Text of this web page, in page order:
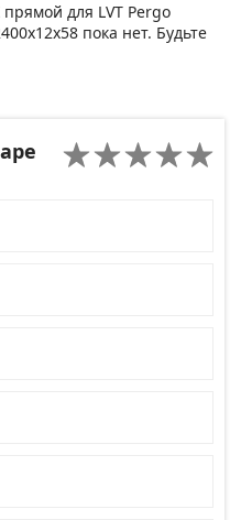
для LVT Pergo
пока нет. Будьте